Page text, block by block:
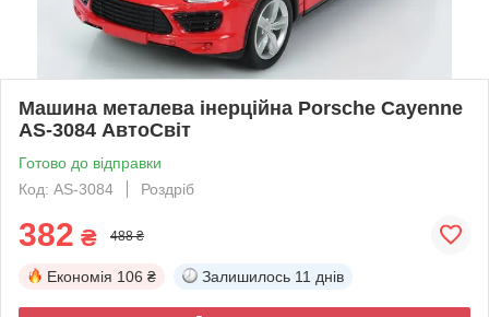
Машина металева інерційна Porsche Cayenne
AS-3084 АвтоСвіт
Готово до відправки
Код: AS-3084
Роздріб
382 ₴ 488 ₴
Економія 106 ₴ Залишилось 11 днів